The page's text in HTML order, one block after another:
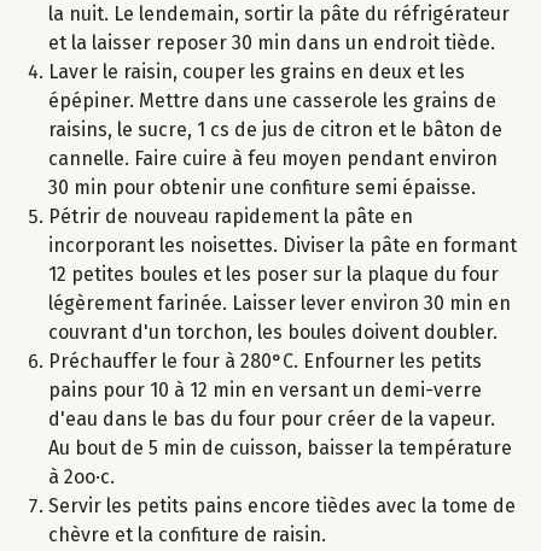
la nuit. Le lendemain, sortir la pâte du réfrigérateur
et la laisser reposer 30 min dans un endroit tiède.
Laver le raisin, couper les grains en deux et les
épépiner. Mettre dans une casserole les grains de
raisins, le sucre, 1 cs de jus de citron et le bâton de
cannelle. Faire cuire à feu moyen pendant environ
30 min pour obtenir une confiture semi épaisse.
Pétrir de nouveau rapidement la pâte en
incorporant les noisettes. Diviser la pâte en formant
12 petites boules et les poser sur la plaque du four
légèrement farinée. Laisser lever environ 30 min en
couvrant d'un torchon, les boules doivent doubler.
Préchauffer le four à 280°C. Enfourner les petits
pains pour 10 à 12 min en versant un demi-verre
d'eau dans le bas du four pour créer de la vapeur.
Au bout de 5 min de cuisson, baisser la température
à 2oo·c.
Servir les petits pains encore tièdes avec la tome de
chèvre et la confiture de raisin.